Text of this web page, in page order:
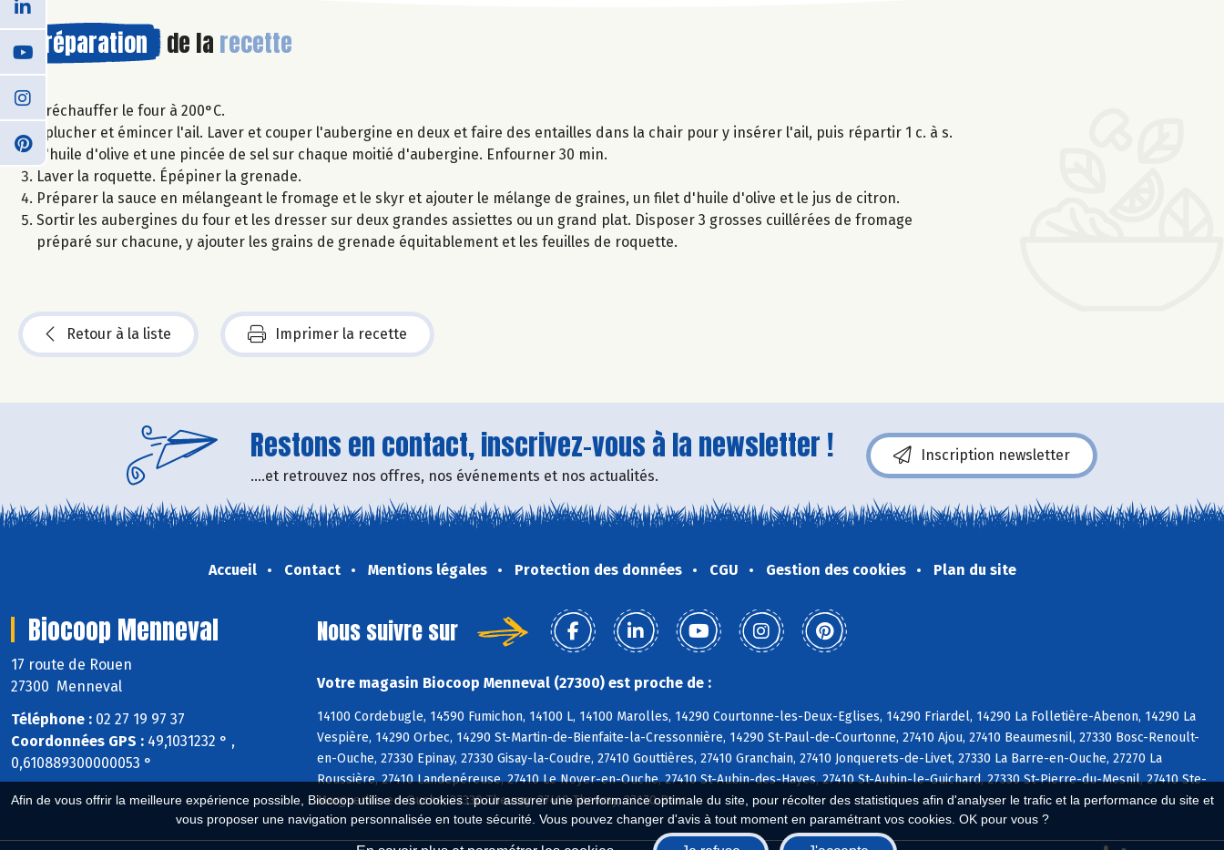
Afin de vous offrir la meilleure expérience possible, Biocoop utilise des cookies : pour assurer une performance optimale du site, pour récolter des statistiques afin d'analyser le trafic et la performance du site et
vous proposer une navigation personnalisée en toute sécurité. Vous pouvez changer d'avis à tout moment en paramétrant vos cookies. OK pour vous ?
Préparation de la recette
Préchauffer le four à 200°C.
Éplucher et émincer l'ail. Laver et couper l'aubergine en deux et faire des entailles dans la chair pour y insérer l'ail, puis répartir 1 c. à s.
d'huile d'olive et une pincée de sel sur chaque moitié d'aubergine. Enfourner 30 min.
Laver la roquette. Épépiner la grenade.
Préparer la sauce en mélangeant le fromage et le skyr et ajouter le mélange de graines, un filet d'huile d'olive et le jus de citron.
Sortir les aubergines du four et les dresser sur deux grandes assiettes ou un grand plat. Disposer 3 grosses cuillérées de fromage
préparé sur chacune, y ajouter les grains de grenade équitablement et les feuilles de roquette.
Retour à la liste Imprimer la recette
Restons en contact, inscrivez-vous à la newsletter !
....et retrouvez nos offres, nos événements et nos actualités.
Inscription newsletter
Accueil Contact Mentions légales Protection des données CGU Gestion des cookies Plan du site
Biocoop Menneval
17 route de Rouen
27300 Menneval
Téléphone : 02 27 19 97 37
Coordonnées GPS : 49,1031232 ° ,
0,610889300000053 °
Nous suivre sur
Votre magasin Biocoop Menneval (27300) est proche de :
14100 Cordebugle, 14590 Fumichon, 14100 L, 14100 Marolles, 14290 Courtonne-les-Deux-Eglises, 14290 Friardel, 14290 La Folletière-Abenon, 14290 La
Vespière, 14290 Orbec, 14290 St-Martin-de-Bienfaite-la-Cressonnière, 14290 St-Paul-de-Courtonne, 27410 Ajou, 27410 Beaumesnil, 27330 Bosc-Renoult-
en-Ouche, 27330 Epinay, 27330 Gisay-la-Coudre, 27410 Gouttières, 27410 Granchain, 27410 Jonquerets-de-Livet, 27330 La Barre-en-Ouche, 27270 La
Roussière, 27410 Landepéreuse, 27410 Le Noyer-en-Ouche, 27410 St-Aubin-des-Hayes, 27410 St-Aubin-le-Guichard, 27330 St-Pierre-du-Mesnil, 27410 Ste-
Marguerite-en-Ouche, 27330 Thevray, 27410 Thevray, 27170 Barc